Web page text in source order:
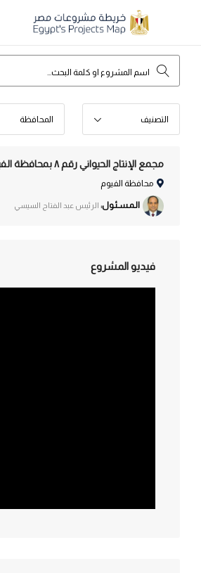
التصنيف المحافظة
مجمع الإنتاج الحيواني رقم ٨ بمحافظة الفيوم
محافظة الفيوم
الـمـسـئـول: الرئيس عبد الفتاح السيسي
فيديو المشروع